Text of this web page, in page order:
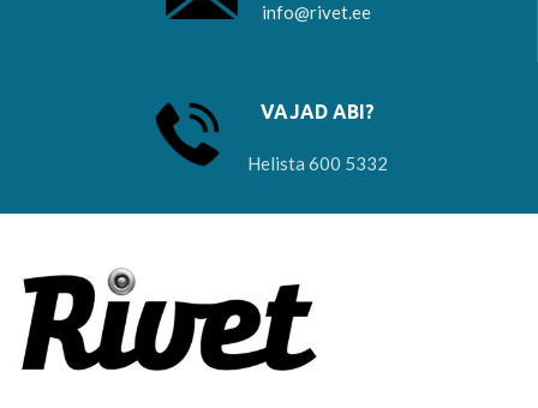
info@rivet.ee
VAJAD ABI?
Helista 600 5332